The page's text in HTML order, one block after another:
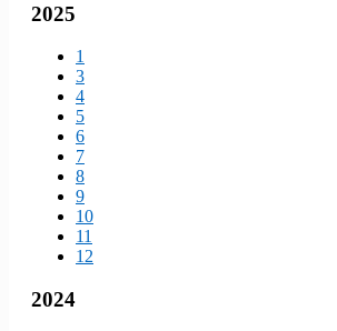
2025
1
3
4
5
6
7
8
9
10
11
12
2024